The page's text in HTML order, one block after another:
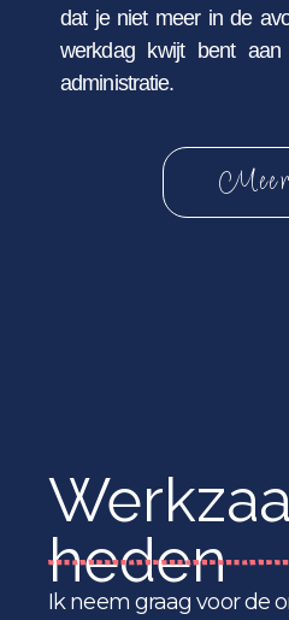
dat je niet meer in de
werkdag kwijt bent aan
administratie.
heden
Ik neem graag voor de